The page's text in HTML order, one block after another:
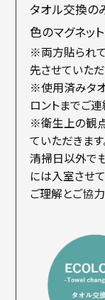
タオル交換の
色のマグネッ
※両方貼られ
先させていただ
※使用済みタ
ロントまでご連
※衛生上の観
ていただきます
清掃日以外で
には入室させ
ご理解とご協力